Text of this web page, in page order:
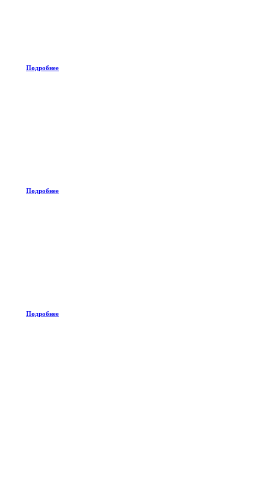
Подробнее
Подробнее
Подробнее